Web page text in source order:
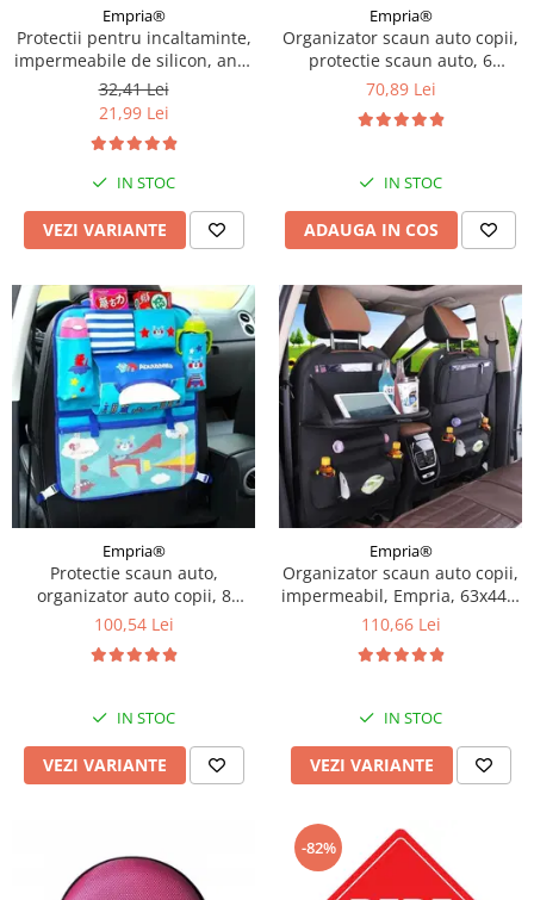
Empria®
Protectii pentru incaltaminte,
impermeabile de silicon, anti-
alunecare, Empria, marime S
30 - 34, Diverse culori
32,41 Lei
21,99 Lei
IN STOC
VEZI VARIANTE
Empria®
Organizator scaun auto copii,
protectie scaun auto, 6
buzunare, 60x42 cm, Empria,
70,89 Lei
IN STOC
ADAUGA IN COS
Empria®
Protectie scaun auto,
organizator auto copii, 8
buzunare, Empria, 54x43 cm,
100,54 Lei
IN STOC
VEZI VARIANTE
Empria®
Organizator scaun auto copii,
impermeabil, Empria, 63x44.5
cm, Diverse culori
110,66 Lei
IN STOC
VEZI VARIANTE
-82%